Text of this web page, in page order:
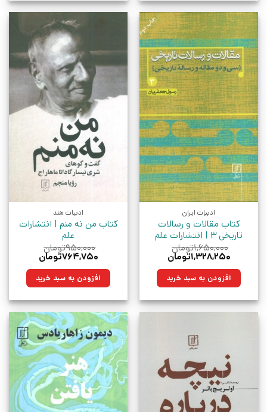
ادبیات ایران
کتاب مقالات و رسالات
تاریخی 3 | انتشارات علم
۱,۶۵۰,۰۰۰تومان
قیمت
۱,۶۵۰,۰۰۰تومان
بود.
۱,۳۲۸,۲۵۰تومان
۱,۳۲۸,۲۵۰تومان. افزودن به سبد خرید
ادبیات هند
کتاب من نه منم | انتشارات
علم
۹۵۰,۰۰۰تومان
قیمت
۹۵۰,۰۰۰تومان
بود.
۷۶۴,۷۵۰تومان
۷۶۴,۷۵۰تومان.افزودن به سبد خرید